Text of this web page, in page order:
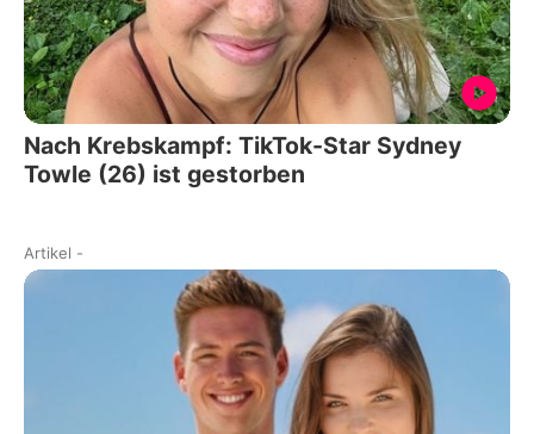
Nach Krebskampf: TikTok-Star Sydney
Towle (26) ist gestorben
Artikel -